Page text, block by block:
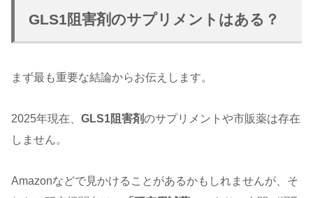
GLS1阻害剤のサプリメントはある？
まず最も重要な結論からお伝えします。
2025年現在、 GLS1阻害剤のサプリメントや市販薬は存在
しません。
Amazonなどで見かけることがあるかもしれませんが、そ